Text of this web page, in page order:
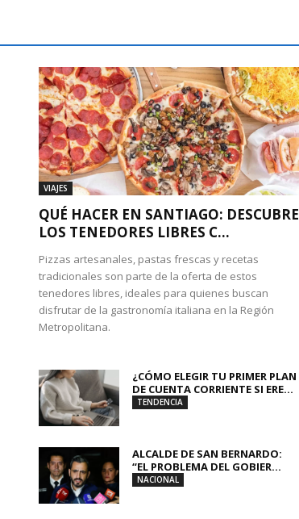
VIAJES
QUÉ HACER EN SANTIAGO: DESCUBRE
LOS TENEDORES LIBRES C...
Pizzas artesanales, pastas frescas y recetas
tradicionales son parte de la oferta de estos
tenedores libres, ideales para quienes buscan
disfrutar de la gastronomía italiana en la Región
Metropolitana.
¿CÓMO ELEGIR TU PRIMER PLAN
DE CUENTA CORRIENTE SI ERE...
TENDENCIA
ALCALDE DE SAN BERNARDO:
“EL PROBLEMA DEL GOBIER...
NACIONAL